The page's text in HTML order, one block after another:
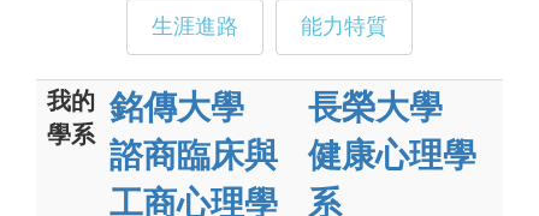
生涯進路 能力特質
我的
學系
銘傳大學
諮商臨床與
工商心理學
長榮大學
健康心理學
系